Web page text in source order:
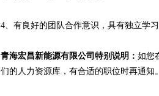
4、有良好的团队合作意识，具有独立学习
青海宏昌新能源有限公司特别说明： 如您
们的人力资源库，有合适的职位时再通知。